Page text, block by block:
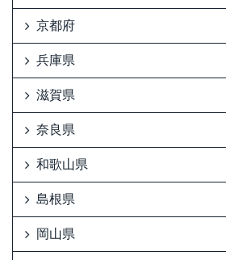
京都府
兵庫県
滋賀県
奈良県
和歌山県
島根県
岡山県